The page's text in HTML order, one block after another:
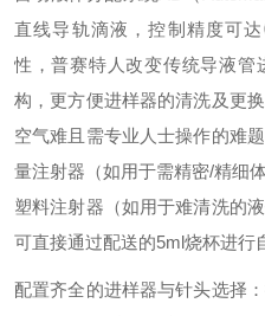
直线导轨滴液，控制精度可
性，普赛特人改变传统导液管
构，更方便进样器的清洗及更
空气难且需专业人士操作的难
量注射器（如用于需精密/精细
塑料注射器（如用于难清洗的
可直接通过配送的5ml烧杯进行
配置齐全的进样器与针头选择